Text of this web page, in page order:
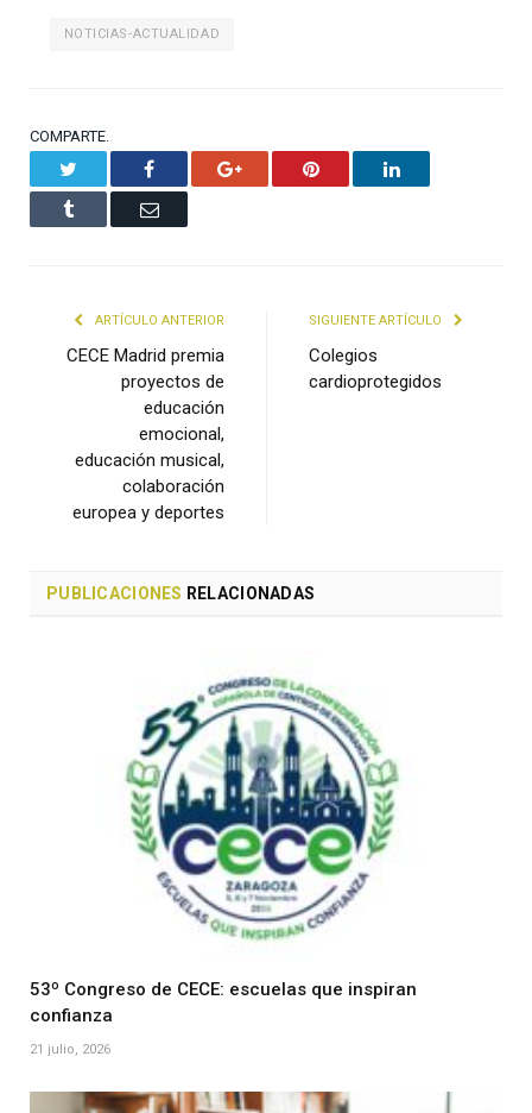
NOTICIAS-ACTUALIDAD
COMPARTE.
Facebook Google+ Pinterest LinkedIn
Tumblr Email
ARTÍCULO ANTERIOR
CECE Madrid premia
proyectos de
educación
emocional,
educación musical,
colaboración
europea y deportes
SIGUIENTE ARTÍCULO
Colegios
cardioprotegidos
PUBLICACIONES RELACIONADAS
53º Congreso de CECE: escuelas que inspiran
confianza
21 julio, 2026